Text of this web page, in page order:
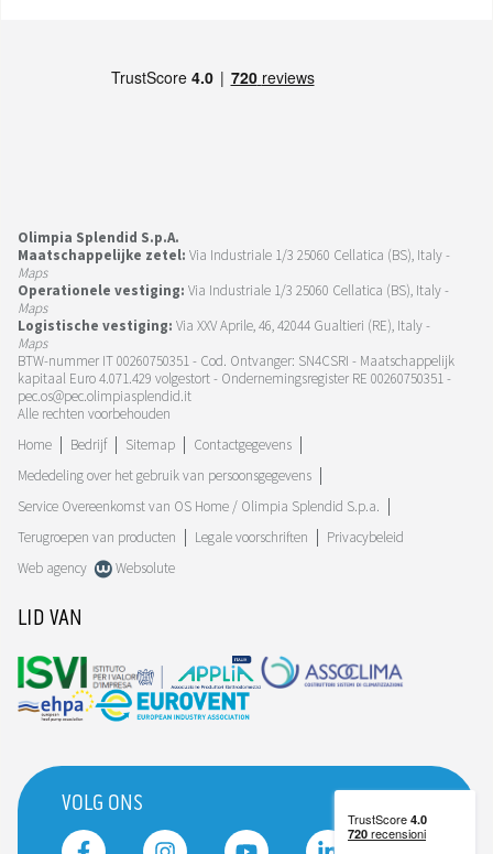
Olimpia Splendid S.p.A.
Maatschappelijke zetel: Via Industriale 1/3 25060 Cellatica (BS), Italy -
Maps
Operationele vestiging: Via Industriale 1/3 25060 Cellatica (BS), Italy -
Maps
Logistische vestiging: Via XXV Aprile, 46, 42044 Gualtieri (RE), Italy -
Maps
BTW-nummer IT 00260750351 - Cod. Ontvanger: SN4CSRI - Maatschappelijk
kapitaal Euro 4.071.429 volgestort - Ondernemingsregister RE 00260750351 -
pec.os@pec.olimpiasplendid.it
Alle rechten voorbehouden
Home
Bedrijf Sitemap
Contactgegevens
Mededeling over het gebruik van persoonsgegevens
Service Overeenkomst van OS Home / Olimpia Splendid S.p.a.
Terugroepen van producten
Legale voorschriften
Privacybeleid
Web agency
Websolute
LID VAN
VOLG ONS